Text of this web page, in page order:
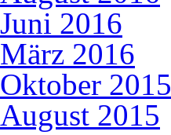
Juni 2016
März 2016
Oktober 2015
August 2015